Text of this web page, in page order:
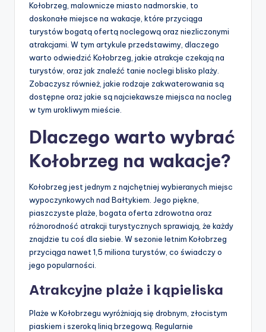
Kołobrzeg, malownicze miasto nadmorskie, to
doskonałe miejsce na wakacje, które przyciąga
turystów bogatą ofertą noclegową oraz niezliczonymi
atrakcjami. W tym artykule przedstawimy, dlaczego
warto odwiedzić Kołobrzeg, jakie atrakcje czekają na
turystów, oraz jak znaleźć tanie noclegi blisko plaży.
Zobaczysz również, jakie rodzaje zakwaterowania są
dostępne oraz jakie są najciekawsze miejsca na nocleg
w tym urokliwym mieście.
Dlaczego warto wybrać
Kołobrzeg na wakacje?
Kołobrzeg jest jednym z najchętniej wybieranych miejsc
wypoczynkowych nad Bałtykiem. Jego piękne,
piaszczyste plaże, bogata oferta zdrowotna oraz
różnorodność atrakcji turystycznych sprawiają, że każdy
znajdzie tu coś dla siebie. W sezonie letnim Kołobrzeg
przyciąga nawet 1,5 miliona turystów, co świadczy o
jego popularności.
Atrakcyjne plaże i kąpieliska
Plaże w Kołobrzegu wyróżniają się drobnym, złocistym
piaskiem i szeroką linią brzegową. Regularnie